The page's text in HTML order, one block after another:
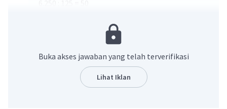
Nadya T Level 29
14 April 2024 13:41
Buka akses jawaban yang telah terverifikasi
Lihat Iklan